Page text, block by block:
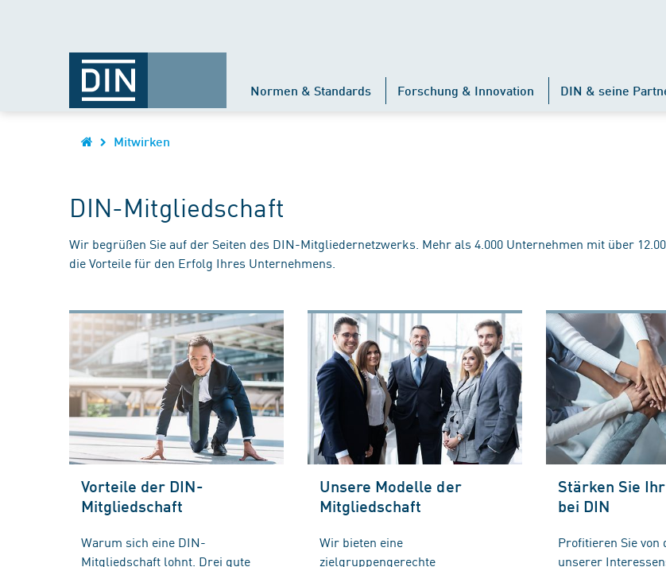
Normen & Standards Forschung & Innovation DIN & seine
Mitwirken
DIN-Mitgliedschaft
Wir begrüßen Sie auf der Seiten des DIN-Mitgliedernetzwerks. Mehr als 4.000 Unternehmen mit über
die Vorteile für den Erfolg Ihres Unternehmens.
Vorteile der DIN-
Mitgliedschaft
Warum sich eine DIN-
Mitgliedschaft lohnt. Drei gute
Unsere Modelle der
Mitgliedschaft
Wir bieten eine
zielgruppengerechte
Stärken Sie
bei DIN
Profitieren Sie von
unserer